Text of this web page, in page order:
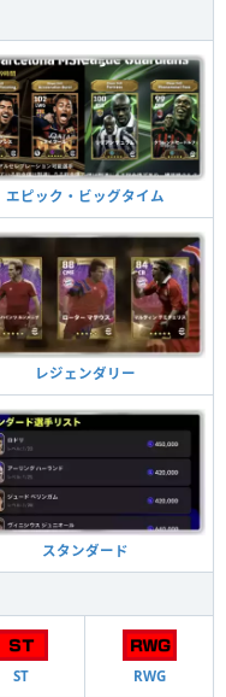
エピック・ビッグタイム
レジェンダリー
スタンダード
ST RWG